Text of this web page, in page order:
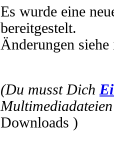
Es wurde eine
bereitgestelt.
Änderungen siehe
(Du musst Dich
Downloads )